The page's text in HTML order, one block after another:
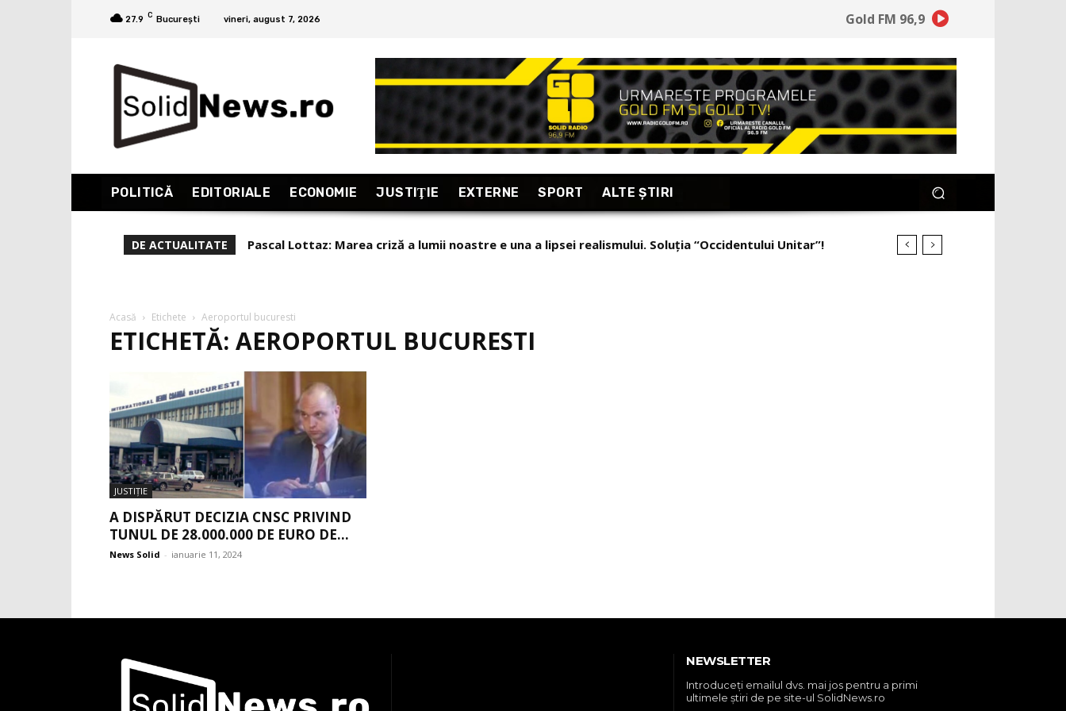
27.9 C București vineri, august 7, 2026 Gold FM 96,9
POLITICĂ EDITORIALE ECONOMIE JUSTIŢIE EXTERNE SPORT ALTE ŞTIRI
DE ACTUALITATE Pascal Lottaz: Marea criză a lumii noastre e una a lipsei realismului. Soluția “Occidentului Unitar”!
Acasă Etichete Aeroportul bucuresti
ETICHETĂ: AEROPORTUL BUCURESTI
JUSTIŢIE
A DISPĂRUT DECIZIA CNSC PRIVIND
TUNUL DE 28.000.000 DE EURO DE...
News Solid - ianuarie 11, 2024
NEWSLETTER
Introduceţi emailul dvs. mai jos pentru a primi
ultimele ştiri de pe site-ul SolidNews.ro